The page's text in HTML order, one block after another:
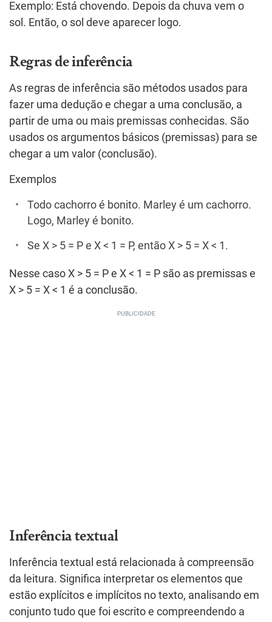
Exemplo: Está chovendo. Depois da chuva vem o
sol. Então, o sol deve aparecer logo.
Regras de inferência
As regras de inferência são métodos usados para
fazer uma dedução e chegar a uma conclusão, a
partir de uma ou mais premissas conhecidas. São
usados os argumentos básicos (premissas) para se
chegar a um valor (conclusão).
Exemplos
Todo cachorro é bonito. Marley é um cachorro.
Logo, Marley é bonito.
Se X > 5 = P e X < 1 = P, então X > 5 = X < 1.
Nesse caso X > 5 = P e X < 1 = P são as premissas e
X > 5 = X < 1 é a conclusão.
Inferência textual
Inferência textual está relacionada à compreensão
da leitura. Significa interpretar os elementos que
estão explícitos e implícitos no texto, analisando em
conjunto tudo que foi escrito e compreendendo a